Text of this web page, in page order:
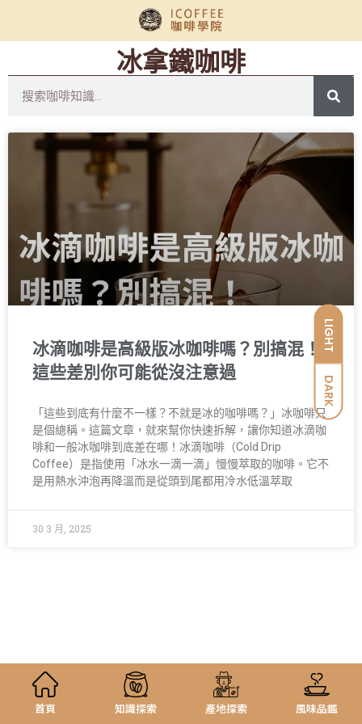
LIGHT
DARK
冰拿鐵咖啡
冰滴咖啡是高級版冰咖啡嗎？別搞混！
這些差別你可能從沒注意過
「這些到底有什麼不一樣？不就是冰的咖啡嗎？」冰咖啡只
是個總稱。這篇文章，就來幫你快速拆解，讓你知道冰滴咖
啡和一般冰咖啡到底差在哪！冰滴咖啡（Cold Drip
Coffee）是指使用「冰水一滴一滴」慢慢萃取的咖啡。它不
是用熱水沖泡再降溫而是從頭到尾都用冷水低溫萃取
30 3 月, 2025
首頁 知識探索 產地探索 風味品鑑